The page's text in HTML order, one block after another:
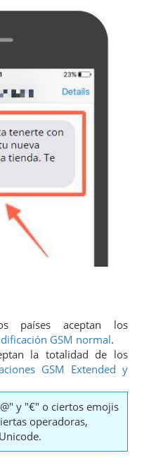
países aceptan los
GSM normal.
la totalidad de los
GSM Extended y
y "€" o ciertos emojis
operadoras,